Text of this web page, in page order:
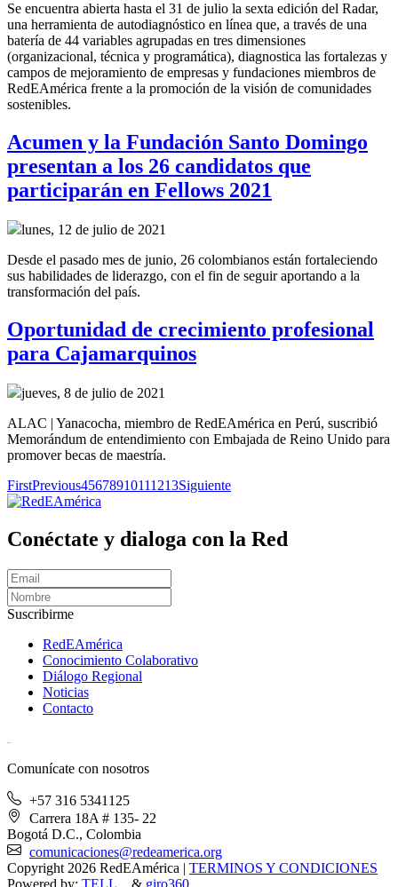
Se encuentra abierta hasta el 31 de julio la sexta edición del Radar,
una herramienta de autodiagnóstico en línea que, a través de una
batería de 44 variables agrupadas en tres dimensiones
(organizacional, técnica y programática), diagnostica las fortalezas y
campos de mejoramiento de empresas y fundaciones miembros de
RedEAmérica frente a la promoción de la visión de comunidades
sostenibles.
Acumen y la Fundación Santo Domingo
presentan a los 26 candidatos que
participarán en Fellows 2021
lunes, 12 de julio de 2021
Desde el pasado mes de junio, 26 colombianos están fortaleciendo
sus habilidades de liderazgo, con el fin de seguir aportando a la
transformación del país.
Oportunidad de crecimiento profesional
para Cajamarquinos
jueves, 8 de julio de 2021
ALAC | Yanacocha, miembro de RedEAmérica en Perú, suscribió
Memorándum de entendimiento con Embajada de Reino Unido para
promover becas de maestría.
FirstPrevious45678910111213Siguiente
Conéctate y dialoga con la Red
Suscribirme
RedEAmérica
Conocimiento Colaborativo
Diálogo Regional
Noticias
Contacto
Comunícate con nosotros
+57 316 5341125
Carrera 18A # 135- 22
Bogotá D.C., Colombia
comunicaciones@redeamerica.org
Copyright 2026 RedEAmérica | TERMINOS Y CONDICIONES
Powered by: TELL... & giro360